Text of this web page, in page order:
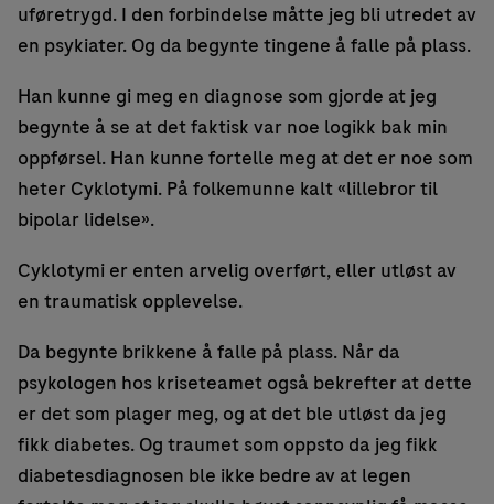
uføretrygd. I den forbindelse måtte jeg bli utredet av
en psykiater. Og da begynte tingene å falle på plass.
Han kunne gi meg en diagnose som gjorde at jeg
begynte å se at det faktisk var noe logikk bak min
oppførsel. Han kunne fortelle meg at det er noe som
heter Cyklotymi. På folkemunne kalt «lillebror til
bipolar lidelse».
Cyklotymi er enten arvelig overført, eller utløst av
en traumatisk opplevelse.
Da begynte brikkene å falle på plass. Når da
psykologen hos kriseteamet også bekrefter at dette
er det som plager meg, og at det ble utløst da jeg
fikk diabetes. Og traumet som oppsto da jeg fikk
diabetesdiagnosen ble ikke bedre av at legen